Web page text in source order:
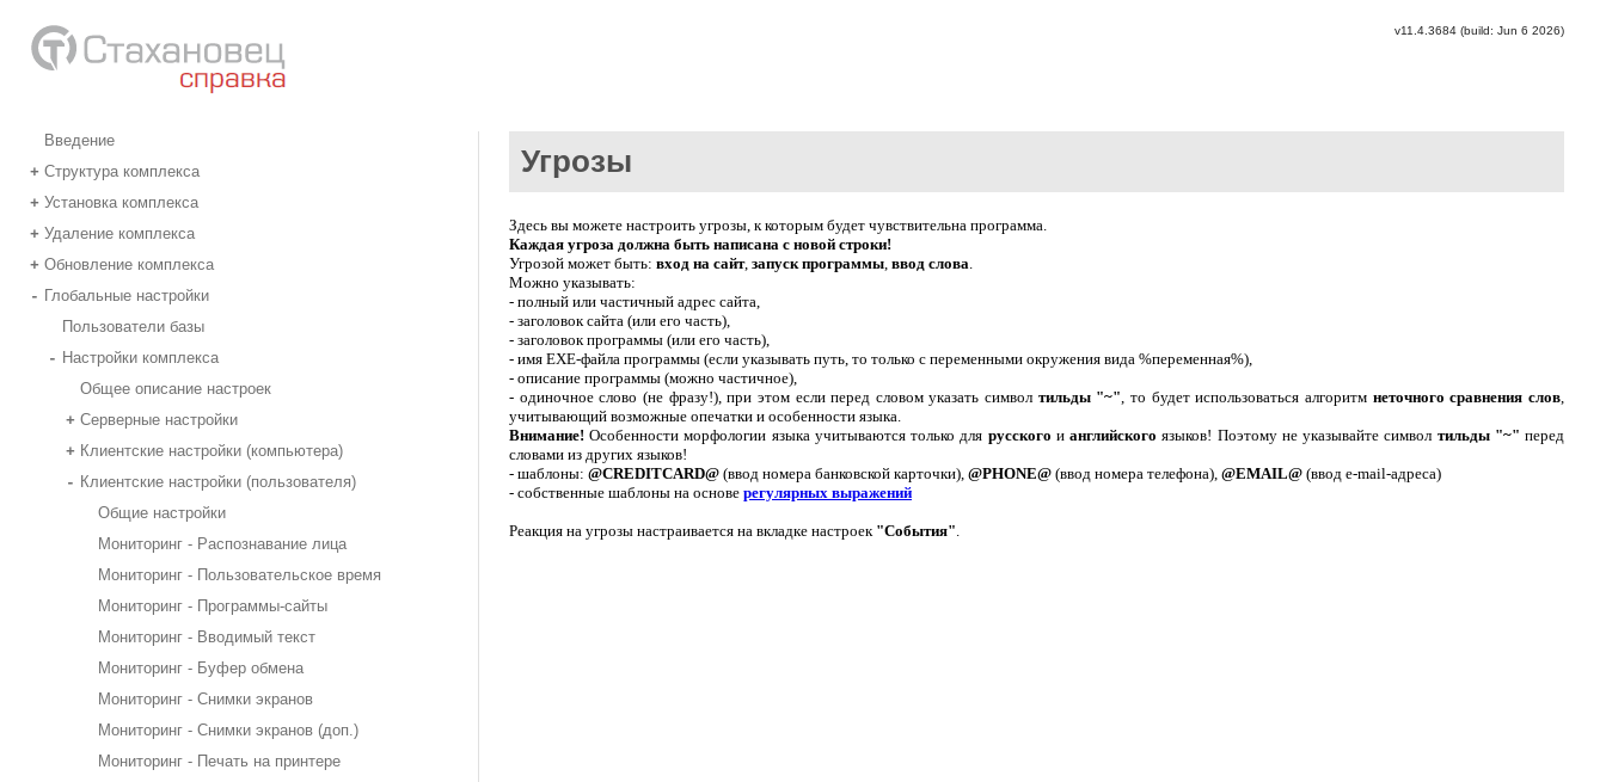
v11.4.3684 (build: Jun 6 2026)
Введение
+ Структура комплекса
+ Установка комплекса
+ Удаление комплекса
+ Обновление комплекса
- Глобальные настройки
Пользователи базы
- Настройки комплекса
Общее описание настроек
+ Серверные настройки
+ Клиентские настройки (компьютера)
- Клиентские настройки (пользователя)
Общие настройки
Мониторинг - Распознавание лица
Мониторинг - Пользовательское время
Мониторинг - Программы-сайты
Мониторинг - Вводимый текст
Мониторинг - Буфер обмена
Мониторинг - Снимки экранов
Мониторинг - Снимки экранов (доп.)
Мониторинг - Печать на принтере
Угрозы
Здесь вы можете настроить угрозы, к которым будет чувствительна программа.
Каждая угроза должна быть написана с новой строки!
Угрозой может быть: вход на сайт, запуск программы, ввод слова.
Можно указывать:
- полный или частичный адрес сайта,
- заголовок сайта (или его часть),
- заголовок программы (или его часть),
- имя EXE-файла программы (если указывать путь, то только с переменными окружения вида %переменная%),
- описание программы (можно частичное),
- одиночное слово (не фразу!), при этом если перед словом указать символ тильды "~", то будет использоваться алгоритм неточного сравнения слов,
учитывающий возможные опечатки и особенности языка.
Внимание! Особенности морфологии языка учитываются только для русского ианглийского языков! Поэтому не указывайте символ тильды "~" перед
словами из других языков!
- шаблоны: @CREDITCARD@ (ввод номера банковской карточки), @PHONE@ (ввод номера телефона), @EMAIL@ (ввод e-mail-адреса)
- собственные шаблоны на основе регулярных выражений
Реакция на угрозы настраивается на вкладке настроек "События".